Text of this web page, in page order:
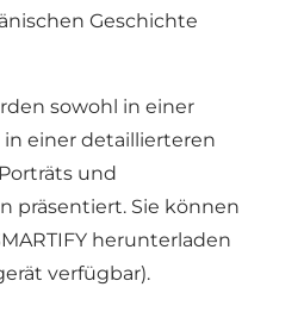
Geschichte
sowohl in einer
in einer detaillierteren
und
präsentiert. Sie können
herunterladen
verfügbar).